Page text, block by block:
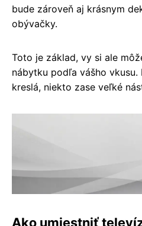
bude zároveň aj krásnym
obývačky.
Toto je základ, vy si ale
nábytku podľa vášho
kreslá, niekto zase veľké
Ako umiestniť